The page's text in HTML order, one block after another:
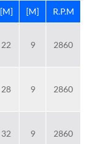
[M] [M] R.P.M
22 9 2860
28 9 2860
32 9 2860